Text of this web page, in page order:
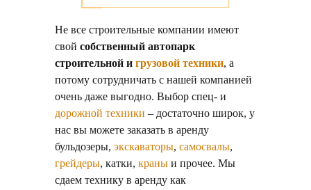
Не все строительные компании имеют
свой собственный автопарк
строительной и грузовой техники, а
потому сотрудничать с нашей компанией
очень даже выгодно. Выбор спец- и
дорожной техники – достаточно широк, у
нас вы можете заказать в аренду
бульдозеры, экскаваторы, самосвалы,
грейдеры, катки, краны и прочее. Мы
сдаем технику в аренду как